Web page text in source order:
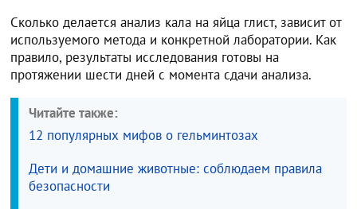
Сколько делается анализ кала на яйца глист, зависит от
используемого метода и конкретной лаборатории. Как
правило, результаты исследования готовы на
протяжении шести дней с момента сдачи анализа.
Читайте также:
12 популярных мифов о гельминтозах
Дети и домашние животные: соблюдаем правила
безопасности